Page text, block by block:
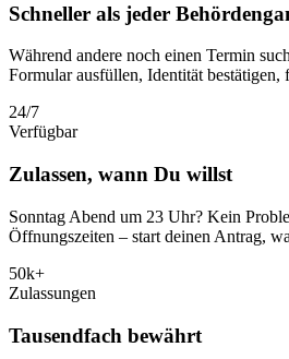
Schneller als jeder
Während andere noch einen Termin
Formular ausfüllen, Identität bestätigen,
24/7
Verfügbar
Zulassen, wann Du willst
Sonntag Abend um 23 Uhr? Kein
Öffnungszeiten – start deinen Antrag,
50k+
Zulassungen
Tausendfach bewährt